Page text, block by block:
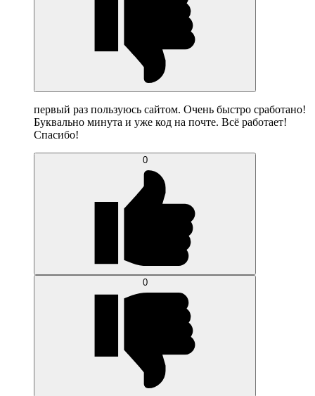
первый раз пользуюсь сайтом. Очень быстро сработано!
Буквально минута и уже код на почте. Всё работает!
Спасибо!
0
0